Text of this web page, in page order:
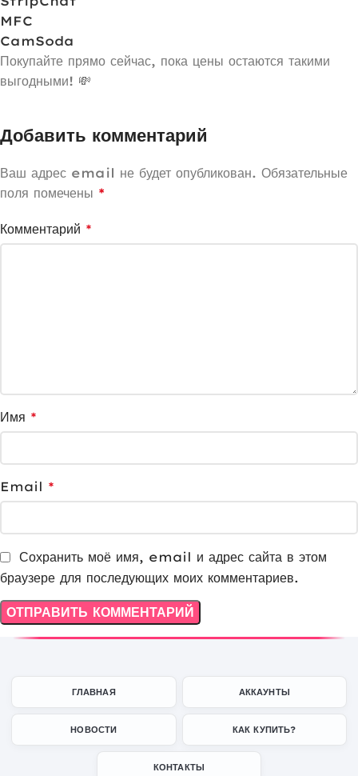
MFC
CamSoda
Покупайте прямо сейчас, пока цены остаются такими
выгодными! 💸
Добавить комментарий
Ваш адрес email не будет опубликован. Обязательные
поля помечены *
Комментарий *
Имя *
Email *
Сохранить моё имя, email и адрес сайта в этом
браузере для последующих моих комментариев.
ГЛАВНАЯ АККАУНТЫ
НОВОСТИ КАК КУПИТЬ?
КОНТАКТЫ